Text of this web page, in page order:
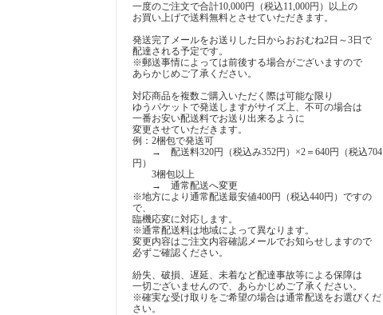
一度のご注文で合計10,000円（税込11,000円）以上の
お買い上げで送料無料とさせていただきます。
発送完了メールをお送りした日からおおむね2日～3日で
配達される予定です。
※郵送事情によっては前後する場合がございますので
あらかじめご了承ください。
対応商品を複数ご購入いただく際は可能な限り
ゆうパケットで発送しますがサイズ上、不可の場合は
一番お安い配送料でお送り出来るように
変更させていただきます。
例：2梱包で発送可
→ 配送料320円（税込み352円）×2＝640円（税込704
円）
3梱包以上
→ 通常配送へ変更
※地方により通常配送最安値400円（税込440円）ですの
で、
臨機応変に対応します。
※通常配送料は地域によって異なります。
変更内容はご注文内容確認メールでお知らせしますので
必ずご確認ください。
紛失、破損、遅延、未着など配達事故等による保障は
一切ございませんので、あらかじめご了承ください。
※確実な受け取りをご希望の場合は通常配送をお選びくだ
さい。